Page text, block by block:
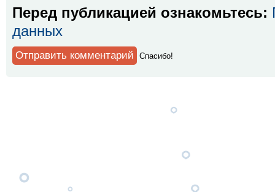
Перед публикацией ознакомьтесь:
данных
Спaсибо!